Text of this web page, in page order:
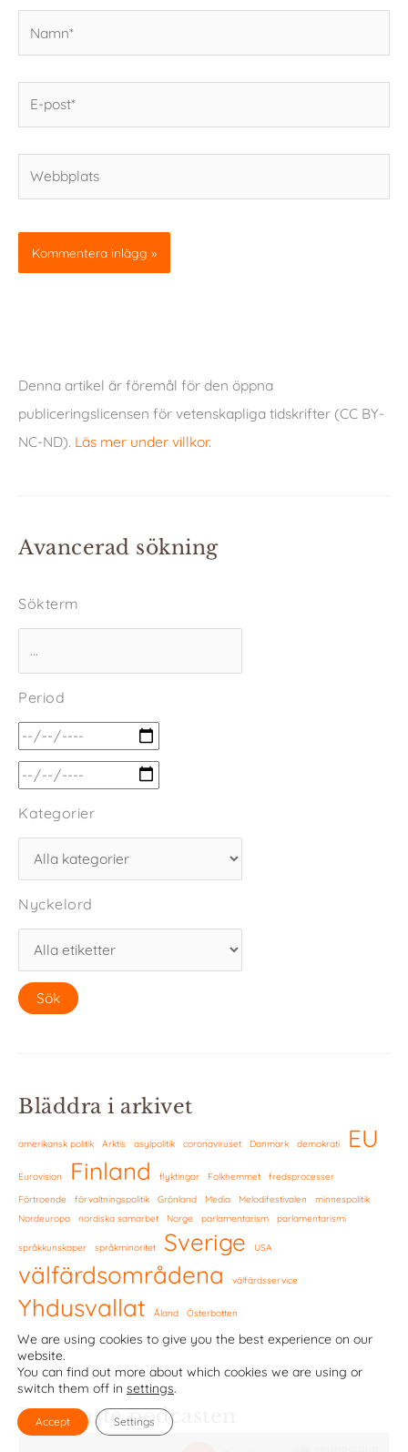
post*
Denna artikel är föremål för den öppna
publiceringslicensen för vetenskapliga tidskrifter (CC BY-
NC-ND). Läs mer under villkor.
Avancerad sökning
Sökterm
Period
Kategorier
Nyckelord
Bläddra i arkivet
amerikansk politik Arktis asylpolitik coronaviruset Danmark demokrati EU
Eurovision Finland flyktingar Folkhemmet
fredsprocesser
Förtroende
förvaltningspolitik Grönland Media Melodifestivalen
minnespolitik
Nordeuropa
nordiska samarbet Norge parlamentarism parlamentarismi
språkkunskaper språkminoritet Sverige USA
välfärdsområdena välfärdsservice
Yhdysvallat Åland Österbotten
De nyaste podcasten
We are using cookies to give you the best experience on our
website.
You can find out more about which cookies we are using or
switch them off in settings.
Accept Settings